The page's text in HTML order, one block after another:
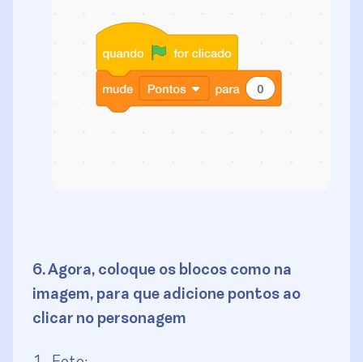
6. Agora, coloque os blocos como na
imagem, para que adicione pontos ao
clicar no personagem